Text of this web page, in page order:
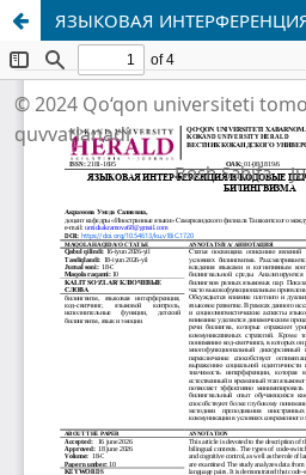
© 2024 Qo‘qon universiteti
quvvatlanadi
Bosh Sahifa